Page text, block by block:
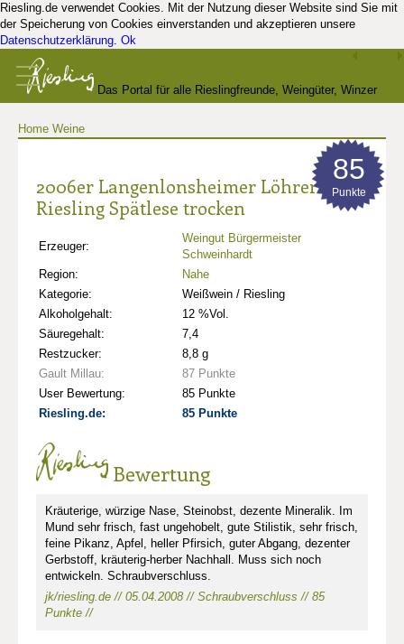
Riesling.de verwendet Cookies. Mit der Nutzung dieser Website sind Sie mit
der Speicherung von Cookies einverstanden und akzeptieren unsere
Datenschutzerklärung. Ok
Das Portal für alle Rieslingfreunde, Weingüter, Winzer
Home Weine
2006er Langenlonsheimer Löhrer Berg
Riesling Spätlese trocken
Erzeuger:
Weingut Bürgermeister
Schweinhardt
Region:
Nahe
Kategorie:
Weißwein / Riesling
Alkoholgehalt:
12 %Vol.
Säuregehalt:
7,4
Restzucker:
8,8 g
Gault Millau:
87 Punkte
User Bewertung:
85 Punkte
Riesling.de:
85 Punkte
85
Punkte
Bewertung
Kräuterige, würzige Nase, Steinobst, dezente Mineralik. Im
Mund sehr frisch, fast ungehobelt, gute Stilistik, sehr frisch,
feine Pikanz, Apfel, heller Pfirsich, guter Abgang, dezenter
Gerbstoff, kräuterig-herber Nachhall. Muss sich noch
entwickeln. Schraubverschluss.
jk/riesling.de // 05.04.2008 // Schraubverschluss // 85
Punkte //